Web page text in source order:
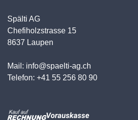
Spälti AG
Chefiholzstrasse 15
8637 Laupen
Mail: info@spaelti-ag.ch
Telefon: +41 55 256 80 90